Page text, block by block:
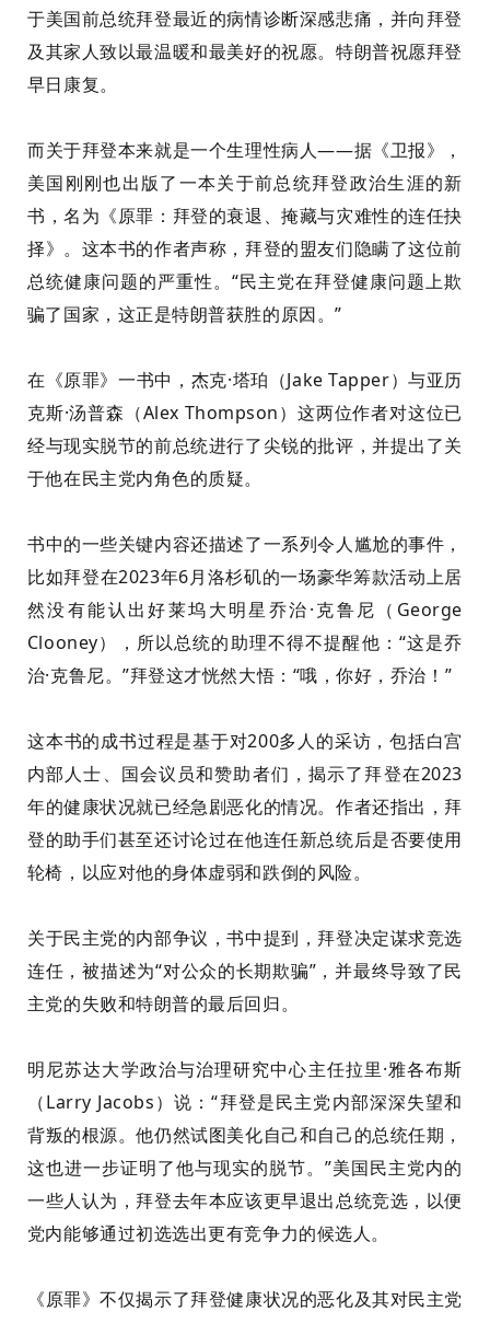
于美国前总统拜登最近的病情诊断深感悲痛，并向拜登
及其家人致以最温暖和最美好的祝愿。特朗普祝愿拜登
早日康复。
而关于拜登本来就是一个生理性病人——据《卫报》，
美国刚刚也出版了一本关于前总统拜登政治生涯的新
书，名为《原罪：拜登的衰退、掩藏与灾难性的连任抉
择》。这本书的作者声称，拜登的盟友们隐瞒了这位前
总统健康问题的严重性。“民主党在拜登健康问题上欺
骗了国家，这正是特朗普获胜的原因。”
在《原罪》一书中，杰克·塔珀（Jake Tapper）与亚历
克斯·汤普森（Alex Thompson）这两位作者对这位已
经与现实脱节的前总统进行了尖锐的批评，并提出了关
于他在民主党内角色的质疑。
书中的一些关键内容还描述了一系列令人尴尬的事件，
比如拜登在2023年6月洛杉矶的一场豪华筹款活动上居
然没有能认出好莱坞大明星乔治·克鲁尼（George
Clooney），所以总统的助理不得不提醒他：“这是乔
治·克鲁尼。”拜登这才恍然大悟：“哦，你好，乔治！”
这本书的成书过程是基于对200多人的采访，包括白宫
内部人士、国会议员和赞助者们，揭示了拜登在2023
年的健康状况就已经急剧恶化的情况。作者还指出，拜
登的助手们甚至还讨论过在他连任新总统后是否要使用
轮椅，以应对他的身体虚弱和跌倒的风险。
关于民主党的内部争议，书中提到，拜登决定谋求竞选
连任，被描述为“对公众的长期欺骗”，并最终导致了民
主党的失败和特朗普的最后回归。
明尼苏达大学政治与治理研究中心主任拉里·雅各布斯
（Larry Jacobs）说：“拜登是民主党内部深深失望和
背叛的根源。他仍然试图美化自己和自己的总统任期，
这也进一步证明了他与现实的脱节。”美国民主党内的
一些人认为，拜登去年本应该更早退出总统竞选，以便
党内能够通过初选选出更有竞争力的候选人。
《原罪》不仅揭示了拜登健康状况的恶化及其对民主党